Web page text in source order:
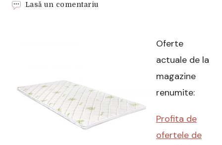
Lasă un comentariu
Oferte
actuale de la
magazine
renumite:
Profita de
ofertele de